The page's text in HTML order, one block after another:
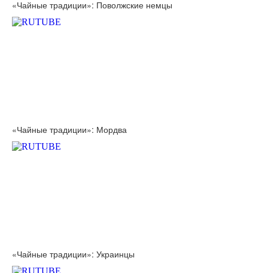
«Чайные традиции»: Поволжские немцы
«Чайные традиции»: Мордва
«Чайные традиции»: Украинцы